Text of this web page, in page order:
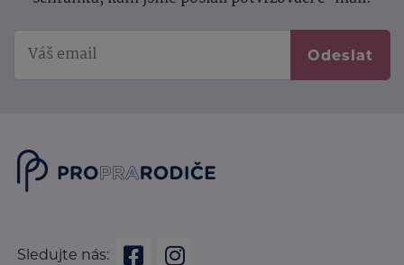
Odeslat
Sledujte nás: